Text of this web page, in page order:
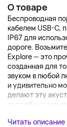
О товаре
Беспроводная
кабелем USB-C,
IP67 для
дороге.
Explore — это
созданная для
звуком в любой
и удивительно
делают эту
волшебных
Читать описание